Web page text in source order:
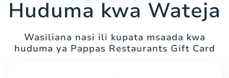
Huduma kwa Wateja
Wasiliana nasi ili kupata msaada kwa
huduma ya Pappas Restaurants Gift Card